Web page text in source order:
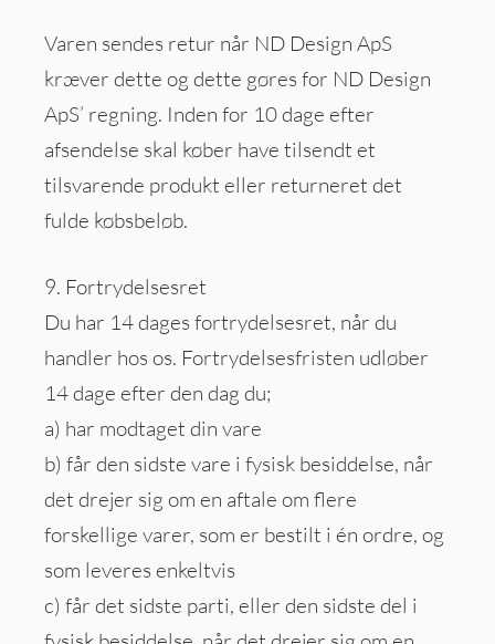
Varen sendes retur når ND Design ApS
kræver dette og dette gøres for ND Design
ApS’ regning. Inden for 10 dage efter
afsendelse skal køber have tilsendt et
tilsvarende produkt eller returneret det
fulde købsbeløb.
9. Fortrydelsesret
Du har 14 dages fortrydelsesret, når du
handler hos os. Fortrydelsesfristen udløber
14 dage efter den dag du;
a) har modtaget din vare
b) får den sidste vare i fysisk besiddelse, når
det drejer sig om en aftale om flere
forskellige varer, som er bestilt i én ordre, og
som leveres enkeltvis
c) får det sidste parti, eller den sidste del i